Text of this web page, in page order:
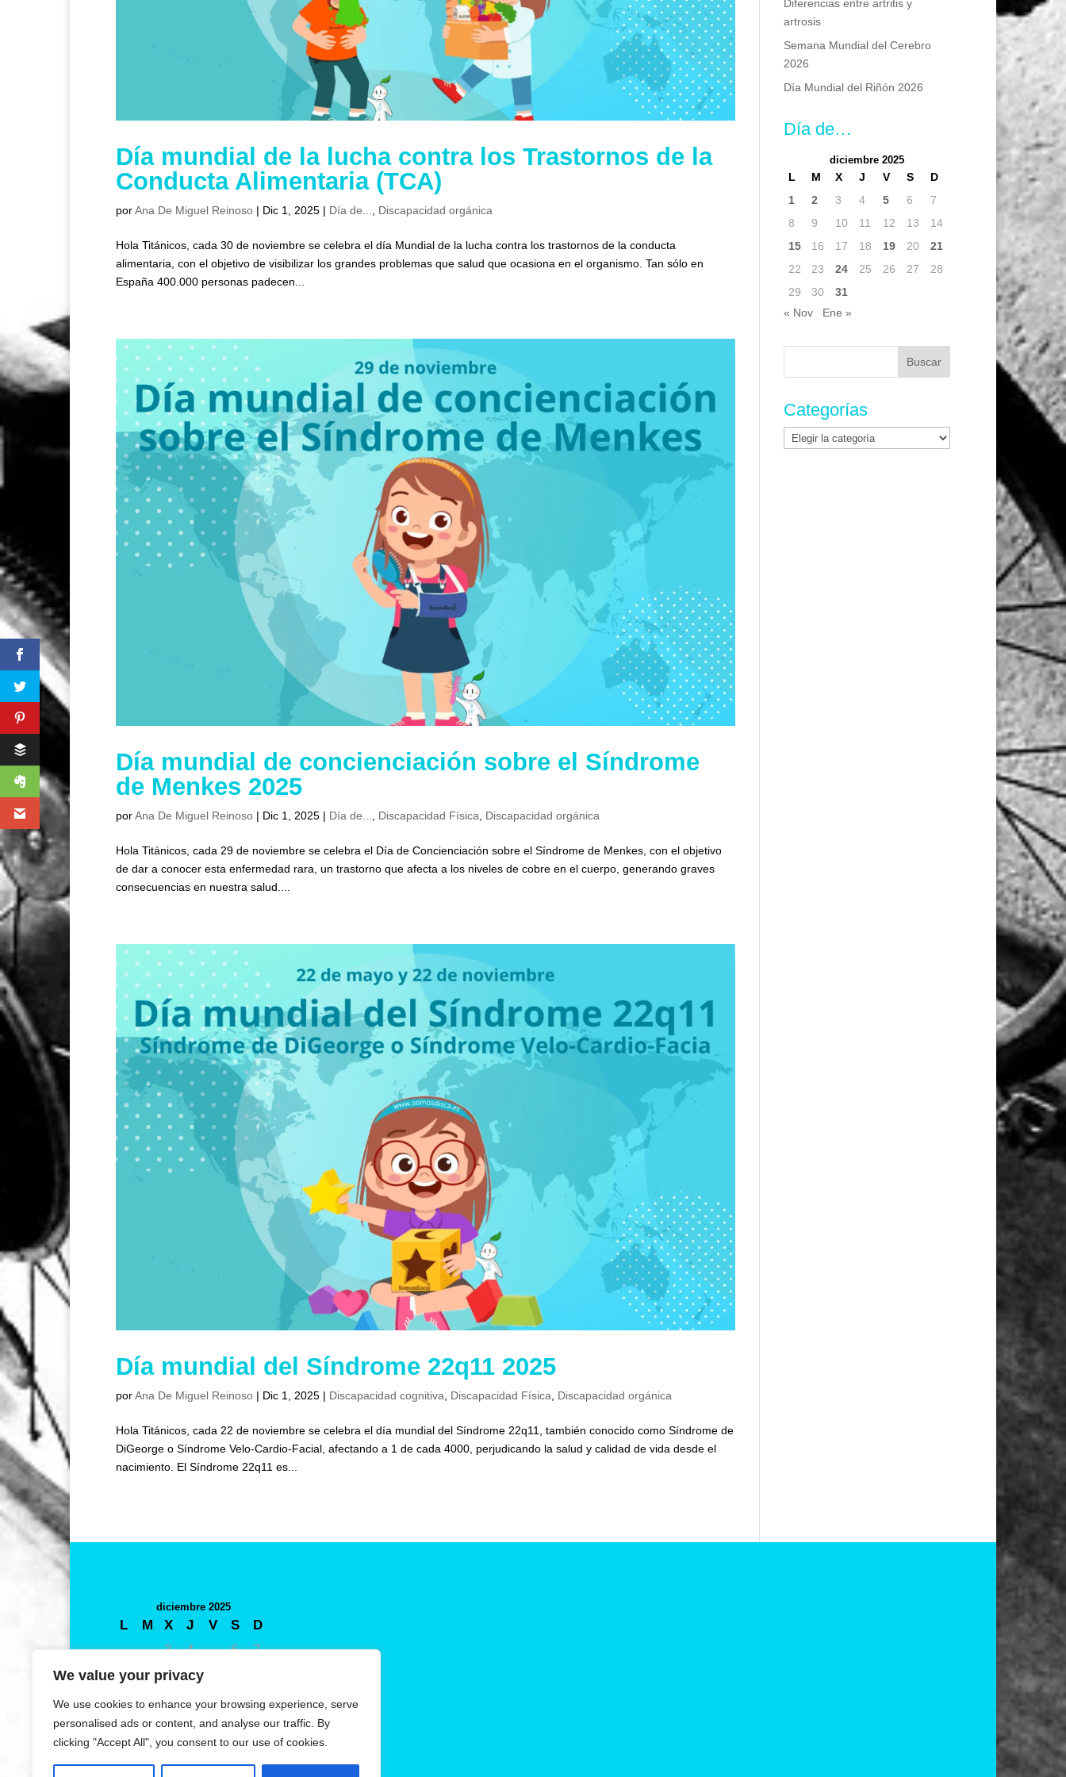
We value your privacy
We use cookies to enhance your browsing experience, serve
personalised ads or content, and analyse our traffic. By
clicking "Accept All", you consent to our use of cookies.
Día mundial de la lucha contra los Trastornos de la
Conducta Alimentaria (TCA)
porAna De Miguel Reinoso | Dic 1, 2025 | Día de... Discapacidad orgánica
Hola Titánicos, cada 30 de noviembre se celebra el día Mundial de la lucha contra los trastornos de la conducta
alimentaria, con el objetivo de visibilizar los grandes problemas que salud que ocasiona en el organismo. Tan sólo en
España 400.000 personas padecen...
Día mundial de concienciación sobre el Síndrome
de Menkes 2025
porAna De Miguel Reinoso | Dic 1, 2025 | Día de... Discapacidad Física Discapacidad orgánica
Hola Titánicos, cada 29 de noviembre se celebra el Día de Concienciación sobre el Síndrome de Menkes, con el objetivo
de dar a conocer esta enfermedad rara, un trastorno que afecta a los niveles de cobre en el cuerpo, generando graves
consecuencias en nuestra salud....
Día mundial del Síndrome 22q11 2025
porAna De Miguel Reinoso | Dic 1, 2025 | Discapacidad cognitiva, Discapacidad Física, Discapacidad orgánica
Hola Titánicos, cada 22 de noviembre se celebra el día mundial del Síndrome 22q11, también conocido como Síndrome de
DiGeorge o Síndrome Velo-Cardio-Facial, afectando a 1 de cada 4000, perjudicando la salud y calidad de vida desde el
nacimiento. El Síndrome 22q11 es...
Diferencias entre artritis y
artrosis
Semana Mundial del Cerebro
2026
Día Mundial del Riñón 2026
Día de…
diciembre 2025
L M X J V S
D
1
2 3 4 5 6
7
8
9 10 11 12 13
14
15
16 17 18 19 20
21
22
23 24 25 26 27
28
29
30
31
« Nov
Ene »
Buscar:
Categorías
Categorías
diciembre 2025
L M X J V S
D
1
2 3 4 5 6
7
8
9 10 11
15
19
22 23 24 25 26 27 28
29 30 31
« Nov
Ene »